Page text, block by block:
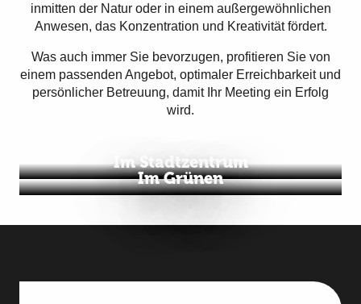
inmitten der Natur oder in einem außergewöhnlichen
Anwesen, das Konzentration und Kreativität fördert.
Was auch immer Sie bevorzugen, profitieren Sie von
einem passenden Angebot, optimaler Erreichbarkeit und
persönlicher Betreuung, damit Ihr Meeting ein Erfolg
wird.
Im Stadtzentrum
Im Grünen